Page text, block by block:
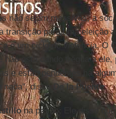
não sejam massivas, a
transição para uma eleição
e um ciclo de violência. O
está dando trégua a ele,
e estão pendentes há
nada", disseDe la Puente.
na prisão. Ele disse